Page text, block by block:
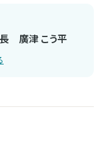
長 廣津 こう平